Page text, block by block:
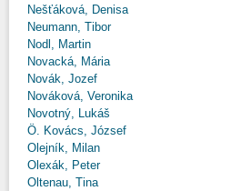
Nešťáková, Denisa
Neumann, Tibor
Nodl, Martin
Novacká, Mária
Novák, Jozef
Nováková, Veronika
Novotný, Lukáš
Ö. Kovács, József
Olejník, Milan
Olexák, Peter
Oltenau, Tina